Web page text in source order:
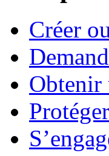
Créer
Obtenir